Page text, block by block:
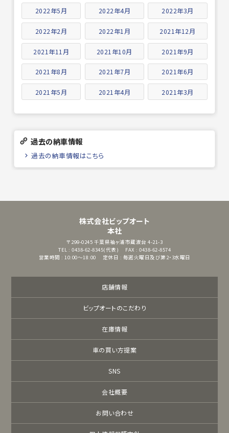
2022年5月 2022年4月 2022年3月
2022年2月 2022年1月 2021年12月
2021年11月 2021年10月 2021年9月
2021年8月 2021年7月 2021年6月
2021年5月 2021年4月 2021年3月
過去の納車情報
過去の納車情報はこちら
株式会社ビップオート
本社
〒299-0245 千葉県袖ヶ浦市蔵波台 4-21-3
TEL : 0438-62-8345(代表)
FAX : 0438-62-8574
営業時間 : 10:00～18:00
定休日 : 毎週火曜日及び第2・3水曜日
店舗情報
ビップオートのこだわり
在庫情報
車の買い方提案
SNS
会社概要
お問い合わせ